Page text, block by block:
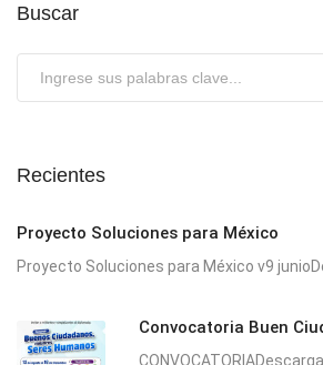
Buscar
Recientes
Proyecto Soluciones para México
Proyecto Soluciones para México v9
Convocatoria Buen
CONVOCATORIADescarga